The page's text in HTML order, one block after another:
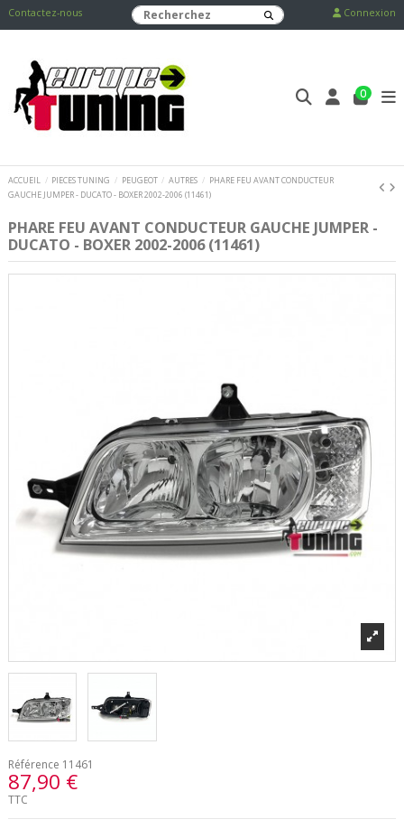
Contactez-nous Connexion
0
ACCUEIL PIECES TUNING PEUGEOT AUTRES
PHARE FEU AVANT CONDUCTEUR
GAUCHE JUMPER - DUCATO - BOXER 2002-2006 (11461)
PHARE FEU AVANT CONDUCTEUR GAUCHE JUMPER -
DUCATO - BOXER 2002-2006 (11461)
Référence 11461
87,90 €
TTC